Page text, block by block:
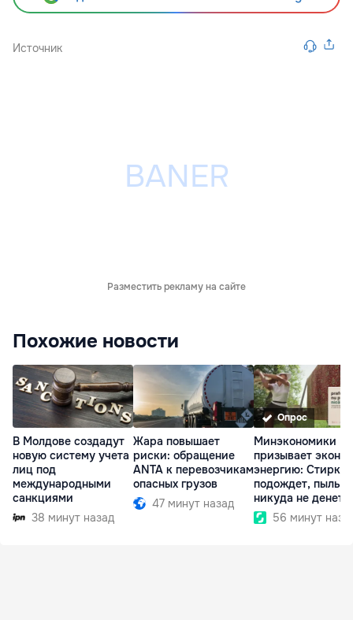
Источник
Разместить рекламу на сайте
Похожие новости
В Молдове создадут
новую систему учета
лиц под
международными
санкциями
38 минут назад
Жара повышает
риски: обращение
ANTA к перевозчикам
опасных грузов
47 минут назад
Опрос
Минэкономики
призывает
энергию: Стирка
подождет, пыль
никуда не
56 минут